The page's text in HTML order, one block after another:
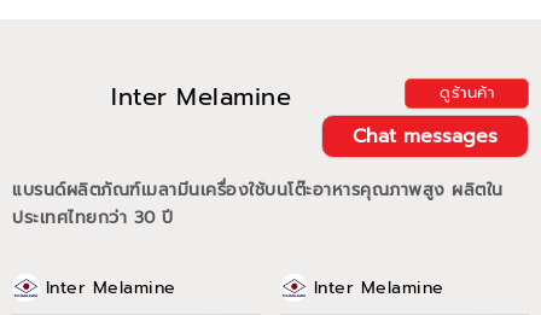
Inter Melamine ดูร้านค้า
Chat messages
แบรนด์ผลิตภัณฑ์เมลามีนเครื่องใช้บนโต๊ะอาหารคุณภาพสูง ผลิตใน
ประเทศไทยกว่า 30 ปี
Inter Melamine Inter Melamine